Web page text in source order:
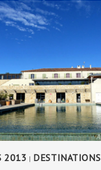
2013 | DESTINATIONS